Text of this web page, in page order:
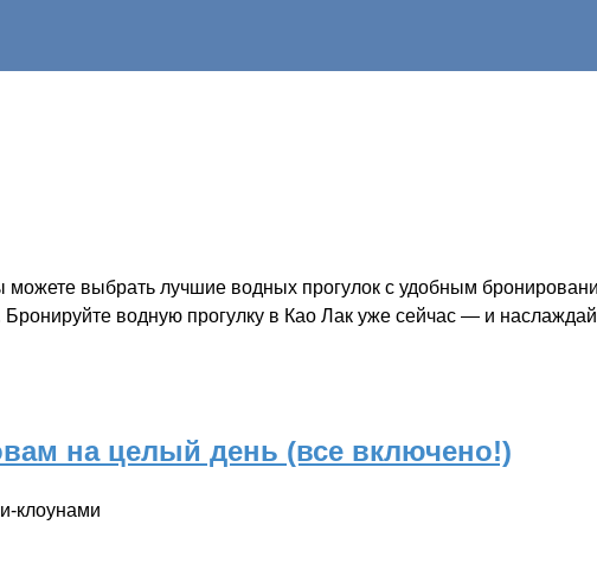
выбрать лучшие водных прогулок с удобным
водную прогулку в Као Лак уже сейчас — и
на целый день (все включено!)
клоунами